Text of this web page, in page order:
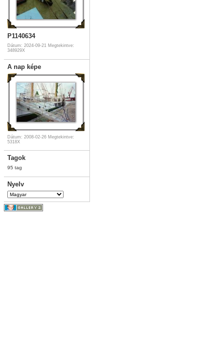
P1140634
Dátum: 2024-09-21 Megtekintve:
348929X
A nap képe
Dátum: 2008-02-26 Megtekintve:
5318X
Tagok
95 tag
Nyelv